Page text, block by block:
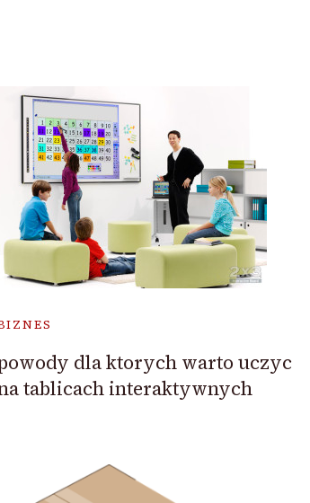
dla ktorych warto uczyc
tablicach interaktywnych